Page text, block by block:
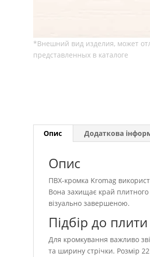
Опис Додаткова
Опис
ПВХ-кромка Kromag
Вона захищає край плитного
візуально завершеною.
Підбір до плити
Для кромкування важливо
та ширину стрічки. Розмір